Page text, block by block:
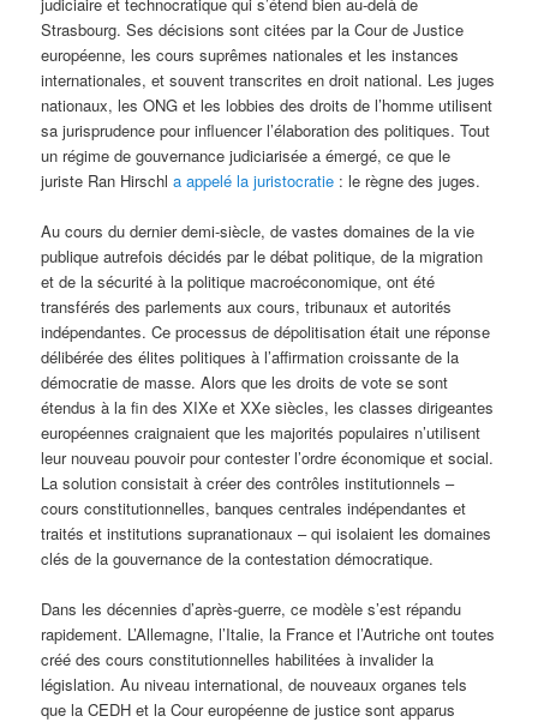
Strasbourg. Ses décisions sont citées par la Cour de Justice
européenne, les cours suprêmes nationales et les instances
internationales, et souvent transcrites en droit national. Les juges
nationaux, les ONG et les lobbies des droits de l’homme utilisent
sa jurisprudence pour influencer l’élaboration des politiques. Tout
un régime de gouvernance judiciarisée a émergé, ce que le
juriste Ran Hirschla appelé la juristocratie : le règne des juges.
Au cours du dernier demi-siècle, de vastes domaines de la vie
publique autrefois décidés par le débat politique, de la migration
et de la sécurité à la politique macroéconomique, ont été
transférés des parlements aux cours, tribunaux et autorités
indépendantes. Ce processus de dépolitisation était une réponse
délibérée des élites politiques à l’affirmation croissante de la
démocratie de masse. Alors que les droits de vote se sont
étendus à la fin des XIXe et XXe siècles, les classes dirigeantes
européennes craignaient que les majorités populaires n’utilisent
leur nouveau pouvoir pour contester l’ordre économique et social.
La solution consistait à créer des contrôles institutionnels –
cours constitutionnelles, banques centrales indépendantes et
traités et institutions supranationaux – qui isolaient les domaines
clés de la gouvernance de la contestation démocratique.
Dans les décennies d’après-guerre, ce modèle s’est répandu
rapidement. L’Allemagne, l’Italie, la France et l’Autriche ont toutes
créé des cours constitutionnelles habilitées à invalider la
législation. Au niveau international, de nouveaux organes tels
que la CEDH et la Cour européenne de justice sont apparus